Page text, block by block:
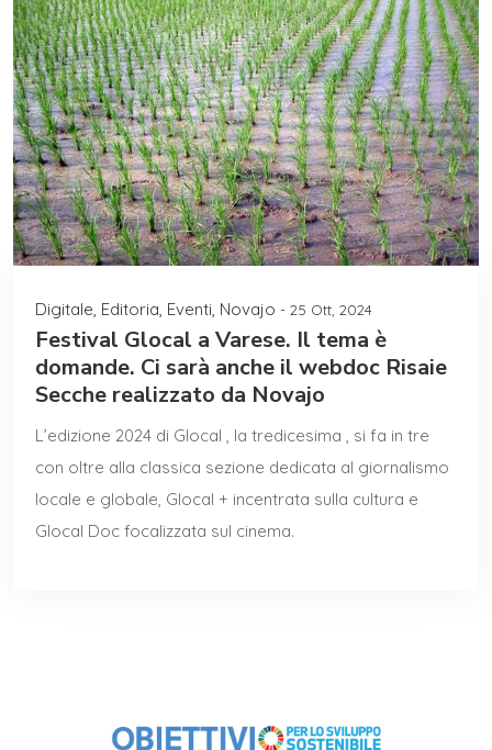
Digitale, Editoria, Eventi, Novajo - 25 Ott, 2024
Festival Glocal a Varese. Il tema è
domande. Ci sarà anche il webdoc Risaie
Secche realizzato da Novajo
L’edizione 2024 di Glocal , la tredicesima , si fa in tre
con oltre alla classica sezione dedicata al giornalismo
locale e globale, Glocal + incentrata sulla cultura e
Glocal Doc focalizzata sul cinema.